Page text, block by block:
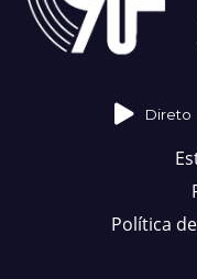
Direto
Política